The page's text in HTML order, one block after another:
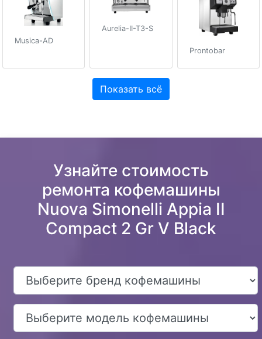
Musica-AD
Aurelia-II-T3-S
Prontobar
Показать всё
Узнайте стоимость
ремонта кофемашины
Nuova Simonelli Appia II
Compact 2 Gr V Black